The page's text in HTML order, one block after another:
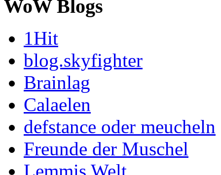
WoW Blogs
1Hit
blog.skyfighter
Brainlag
Calaelen
defstance oder meucheln
Freunde der Muschel
Lemmis Welt